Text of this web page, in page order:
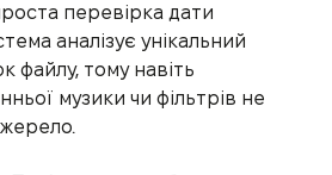
перевірка дати
аналізує унікальний
файлу, тому навіть
музики чи фільтрів не